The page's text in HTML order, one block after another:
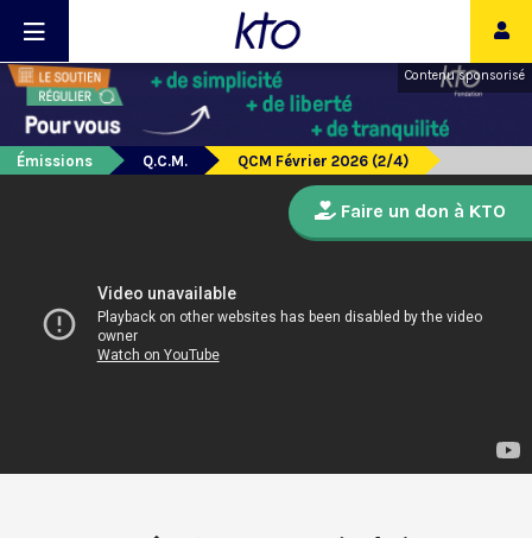
Contenu sponsorisé
Émissions Q.C.M. QCM Février 2026 (2/4)
Faire un don à KTO